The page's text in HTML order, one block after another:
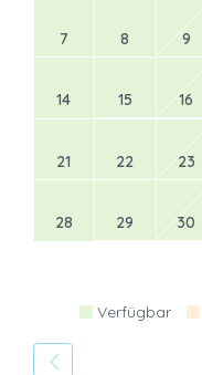
7 8 9
14 15 16
21 22 23
28 29 30
Verfügbar